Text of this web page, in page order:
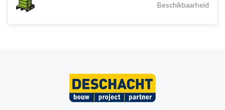
Beschikbaarheid